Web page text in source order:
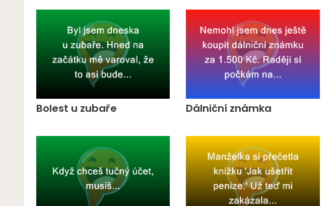
Bolest u zubaře Dálniční známka